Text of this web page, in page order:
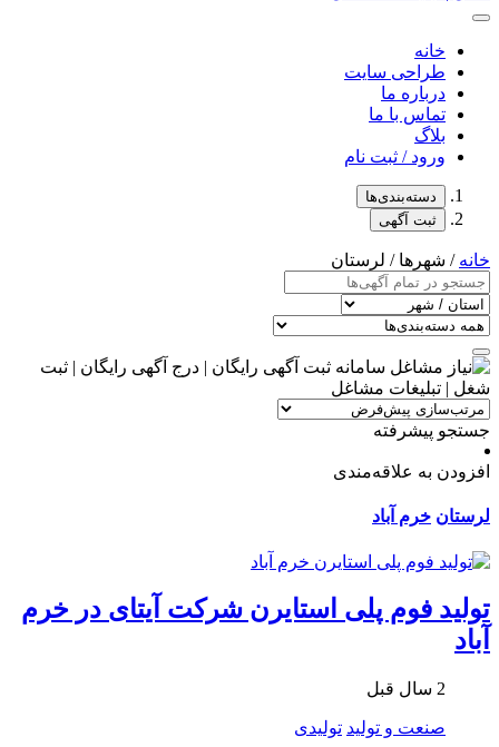
خانه
طراحی سایت
درباره ما
تماس با ما
بلاگ
ورود / ثبت نام
دسته‌بندی‌ها
ثبت آگهی
خانه / شهرها / لرستان
جستجو پیشرفته
افزودن به علاقه‌مندی
لرستان خرم آباد
تولید فوم پلی استایرن شرکت آیتای در خرم
آباد
2 سال قبل
صنعت و تولید تولیدی